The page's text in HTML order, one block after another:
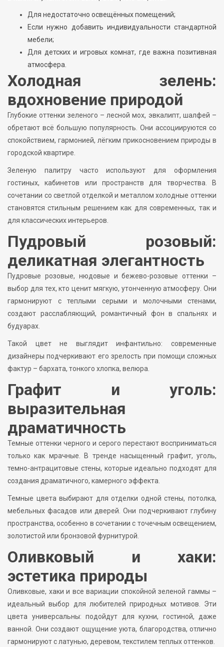
Для недостаточно освещённых помещений;
Если нужно добавить индивидуальности стандартной
мебели;
Для детских и игровых комнат, где важна позитивная
атмосфера.
Холодная зелень:
вдохновение природой
Глубокие оттенки зеленого – лесной мох, эвкалипт, шалфей –
обретают всё большую популярность. Они ассоциируются со
спокойствием, гармонией, лёгким прикосновением природы в
городской квартире.
Зеленую палитру часто используют для оформления
гостиных, кабинетов или пространств для творчества. В
сочетании со светлой отделкой и металлом холодные оттенки
становятся стильным решением как для современных, так и
для классических интерьеров.
Пудровый розовый:
деликатная элегантность
Пудровые розовые, нюдовые и бежево-розовые оттенки –
выбор для тех, кто ценит мягкую, утонченную атмосферу. Они
гармонируют с теплыми серыми и молочными стенами,
создают расслабляющий, романтичный фон в спальнях и
будуарах.
Такой цвет не выглядит инфантильно: современные
дизайнеры подчеркивают его зрелость при помощи сложных
фактур – бархата, тонкого хлопка, велюра.
Графит и уголь:
выразительная
драматичность
Темные оттенки черного и серого перестают восприниматься
только как мрачные. В тренде насыщенный графит, уголь,
темно-антрацитовые стены, которые идеально подходят для
создания драматичного, камерного эффекта.
Темные цвета выбирают для отделки одной стены, потолка,
мебельных фасадов или дверей. Они подчеркивают глубину
пространства, особенно в сочетании с точечным освещением,
золотистой или бронзовой фурнитурой.
Оливковый и хаки:
эстетика природы
Оливковые, хаки и все вариации спокойной зеленой гаммы –
идеальный выбор для любителей природных мотивов. Эти
цвета универсальны: подойдут для кухни, гостиной, даже
ванной. Они создают ощущение уюта, благородства, отлично
гармонируют с латунью, деревом, текстилем теплых оттенков.